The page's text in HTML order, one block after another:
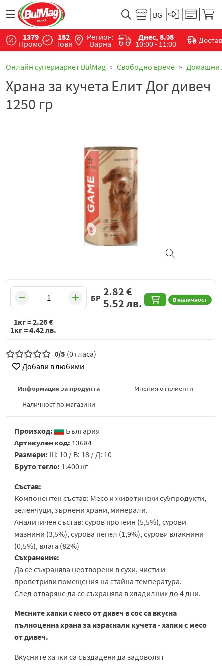
1379
Промо
182
Нови
Регион:
Варна
Днес, 8.08
10:00 - 11:00
Онлайн супермаркет BulMag Свободно време Домашни
Храна за кучета Елит Дог дивеч
1250 гр
БР В наличност
2.82€
5.52лв.
1кг =2.26€
1кг =4.42лв.
0/5 (0 гласа)
Добави в любими
Информация за продукта
Мнения от клиенти
Наличност по магазини
Произход:
България
Артикулен код: 13684
Размери: Ш: 10 / В: 18 / Д: 10
Бруто тегло: 1.400 кг
Състав:
Компонентен състав: Месо и животински субпродукти,
зеленчуци, зърнени храни, минерали.
Аналитичен състав: суров протеин (5,5%), сурови
мазнини (3,5%), сурова пепел (1,9%), сурови влакнини
(0,5%), влага (82%)
Съхранение:
Да се съхранява неотворени в сухи, чисти и
проветриви помещения на стайна температура.
След отваряне да се съхранява в хладилник до 4 дни.
Месните хапки с месо от дивеч в сос са вкусна
пълноценна храна за израснали кучета - хапки с месо
от дивеч.
Вкусните хапки са създадени да задоволят